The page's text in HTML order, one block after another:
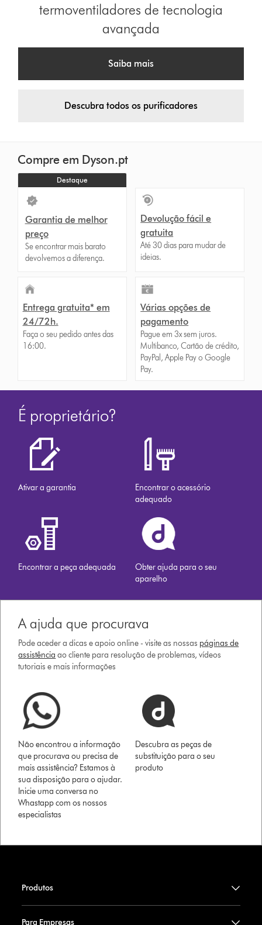
termoventiladores de tecnologia
avançada
Saiba mais
Descubra todos os purificadores
Compre em Dyson.pt
Destaque
Garantia de melhor
preço
Se encontrar mais barato
devolvemos a diferença.
Devolução fácil e
gratuita
Até 30 dias para mudar de
ideias.
Entrega gratuita* em
24/72h.
Faça o seu pedido antes das
16:00.
Várias opções de
pagamento
Pague em 3x sem juros.
Multibanco, Cartão de crédito,
PayPal, Apple Pay o Google
Pay.
É proprietário?
Ativar a garantia
Encontrar o acessório
adequado
Encontrar a peça adequada
Obter ajuda para o seu
aparelho
A ajuda que procurava
Pode aceder a dicas e apoio online - visite as nossas páginas de
assistência ao cliente para resolução de problemas, vídeos
tutoriais e mais informações
Não encontrou a informação
que procurava ou precisa de
mais assistência? Estamos à
sua disposição para o ajudar.
Inicie uma conversa no
Whastapp com os nossos
especialistas
Descubra as peças de
substituição para o seu
produto
Produtos
Para Empresas